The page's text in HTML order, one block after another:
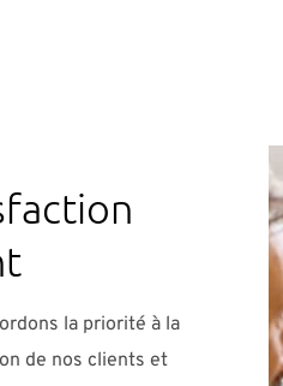
la priorité à la
de nos clients et